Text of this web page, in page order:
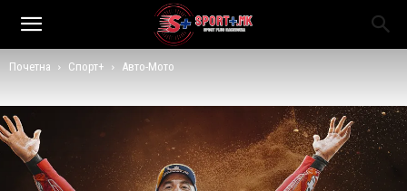
Почетна Спорт+ Авто-Мото